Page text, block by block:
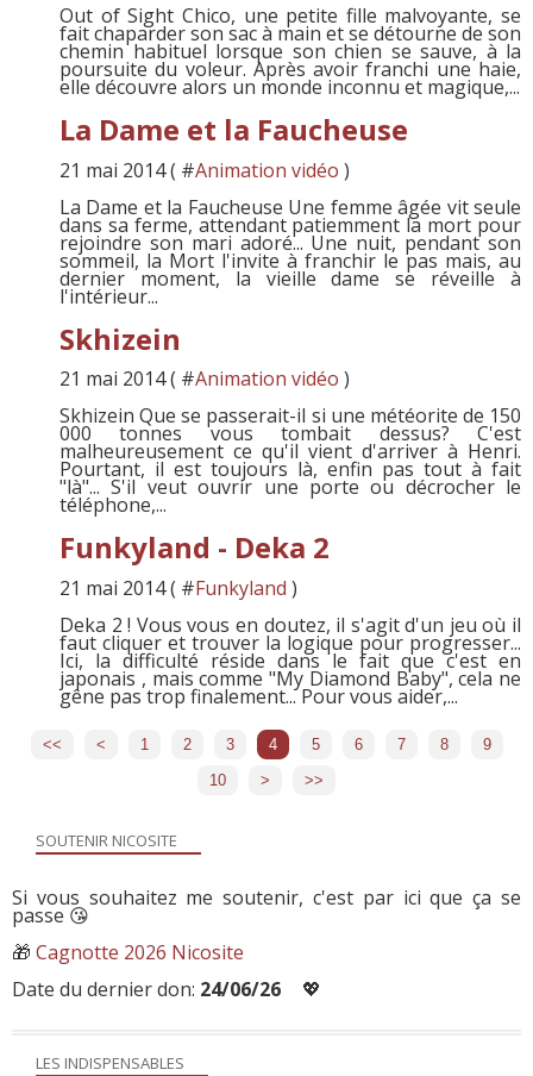
Out of Sight Chico, une petite fille malvoyante, se
fait chaparder son sac à main et se détourne de son
chemin habituel lorsque son chien se sauve, à la
poursuite du voleur. Après avoir franchi une haie,
elle découvre alors un monde inconnu et magique,...
La Dame et la Faucheuse
21 mai 2014 ( #Animation vidéo )
La Dame et la Faucheuse Une femme âgée vit seule
dans sa ferme, attendant patiemment la mort pour
rejoindre son mari adoré... Une nuit, pendant son
sommeil, la Mort l'invite à franchir le pas mais, au
dernier moment, la vieille dame se réveille à
l'intérieur...
Skhizein
21 mai 2014 ( #Animation vidéo )
Skhizein Que se passerait-il si une météorite de 150
000 tonnes vous tombait dessus? C'est
malheureusement ce qu'il vient d'arriver à Henri.
Pourtant, il est toujours là, enfin pas tout à fait
"là"... S'il veut ouvrir une porte ou décrocher le
téléphone,...
Funkyland - Deka 2
21 mai 2014 ( #Funkyland )
Deka 2 ! Vous vous en doutez, il s'agit d'un jeu où il
faut cliquer et trouver la logique pour progresser...
Ici, la difficulté réside dans le fait que c'est en
japonais , mais comme "My Diamond Baby", cela ne
gêne pas trop finalement... Pour vous aider,...
<< < 1 2 3 4 5 6 7 8
9
10
20
30
40
50
60
70
80
90
100
200
> >>
LES INDISPENSABLES
SOUTENIR NICOSITE
Si vous souhaitez me soutenir, c'est par ici que ça se
passe 😘
🎁 Cagnotte 2026 Nicosite
Date du dernier don: 24/06/26 💖